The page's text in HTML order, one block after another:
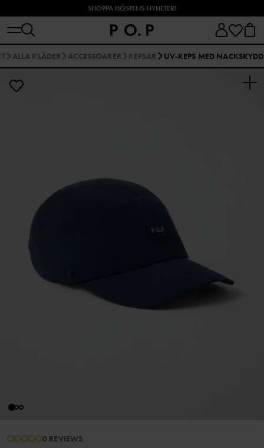
SHOPPA HÖSTENS NYHETER!
ALLA KLÄDER ACCESSOARER KEPSAR UV-KEPS MED NACKSKYDD
0 REVIEWS